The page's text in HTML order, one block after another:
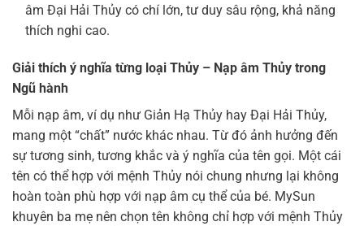
âm Đại Hải Thủy có chí lớn, tư duy sâu rộng, khả năng
thích nghi cao.
Giải thích ý nghĩa từng loại Thủy – Nạp âm Thủy trong
Ngũ hành
Mỗi nạp âm, ví dụ như Giản Hạ Thủy hay Đại Hải Thủy,
mang một “chất” nước khác nhau. Từ đó ảnh hưởng đến
sự tương sinh, tương khắc và ý nghĩa của tên gọi. Một cái
tên có thể hợp với mệnh Thủy nói chung nhưng lại không
hoàn toàn phù hợp với nạp âm cụ thể của bé. MySun
khuyên ba mẹ nên chọn tên không chỉ hợp với mệnh Thủy